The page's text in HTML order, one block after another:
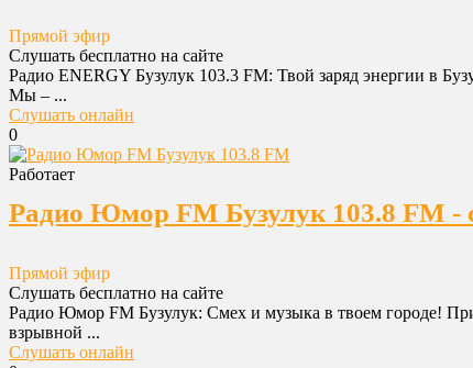
Прямой эфир
Слушать бесплатно на сайте
Радио ENERGY Бузулук 103.3 FM: Твой заряд энергии в
Мы – ...
Слушать онлайн
0
Работает
Радио Юмор FM Бузулук 103.8 FM -
Прямой эфир
Слушать бесплатно на сайте
Радио Юмор FM Бузулук: Смех и музыка в твоем городе!
взрывной ...
Слушать онлайн